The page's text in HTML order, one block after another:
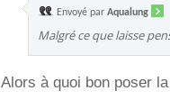
Envoyé par Aqualung
Malgré ce que laisse
Alors à quoi bon poser